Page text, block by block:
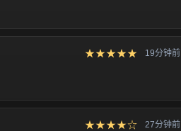
★★★★★ 19分钟前
★★★★☆ 27分钟前